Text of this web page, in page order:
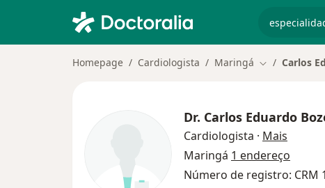
Homepage Cardiologista Maringá Mudar de
Carlos
Dr. Carlos Eduardo
Cardiologista · Mais
Maringá 1 endereço
Número de registro: CRM